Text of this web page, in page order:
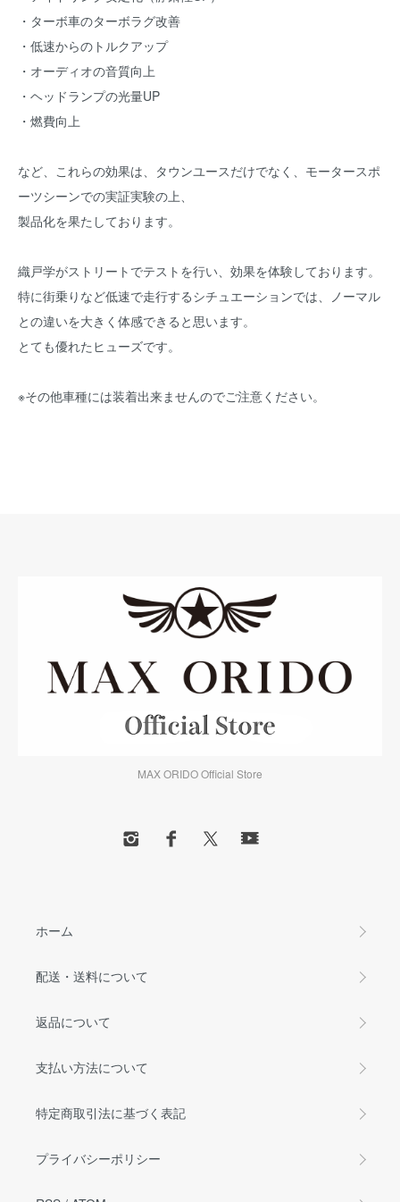
・ターボ車のターボラグ改善
・低速からのトルクアップ
・オーディオの音質向上
・ヘッドランプの光量UP
・燃費向上
など、これらの効果は、タウンユースだけでなく、モータースポ
ーツシーンでの実証実験の上、
製品化を果たしております。
織戸学がストリートでテストを行い、効果を体験しております。
特に街乗りなど低速で走行するシチュエーションでは、ノーマル
との違いを大きく体感できると思います。
とても優れたヒューズです。
※その他車種には装着出来ませんのでご注意ください。
MAX ORIDO Official Store
ホーム
配送・送料について
返品について
支払い方法について
特定商取引法に基づく表記
プライバシーポリシー